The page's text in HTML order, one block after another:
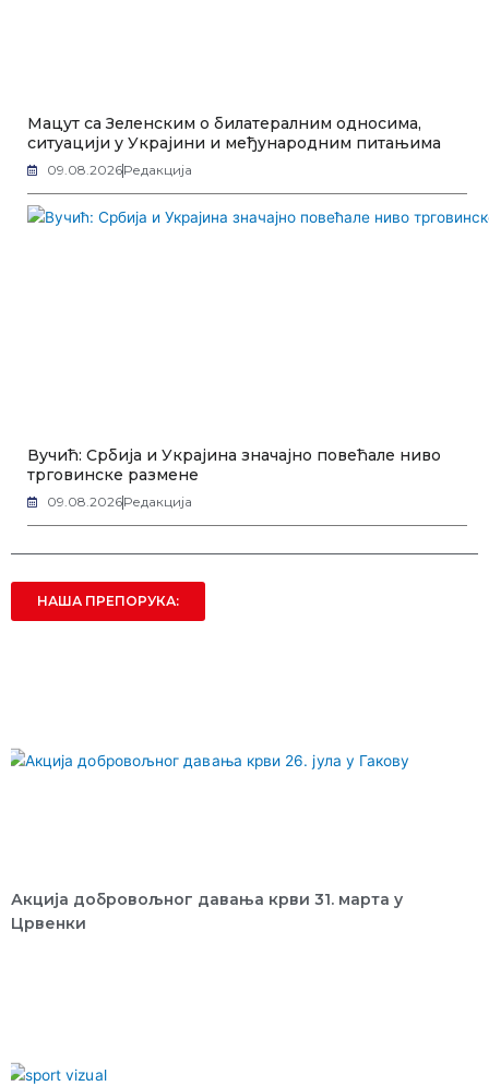
Мацут са Зеленским о билатералним односима,
ситуацији у Украјини и међународним питањима
09.08.2026Редакција
Вучић: Србија и Украјина значајно повећале ниво
трговинске размене
09.08.2026Редакција
НАША ПРЕПОРУКА:
Акција добровољног давања крви 31. марта у
Црвенки